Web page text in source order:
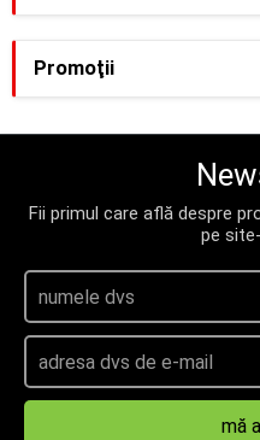
Promoţii
Fii primul care află despre
pe
mă